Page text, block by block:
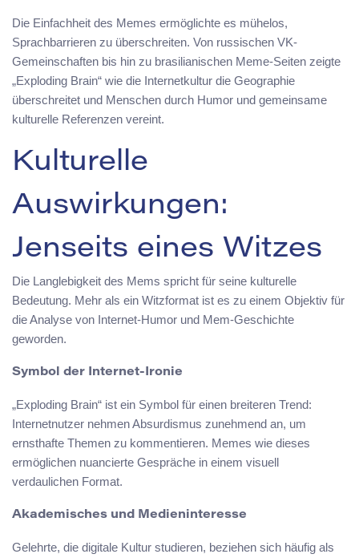
Die Einfachheit des Memes ermöglichte es mühelos,
Sprachbarrieren zu überschreiten. Von russischen VK-
Gemeinschaften bis hin zu brasilianischen Meme-Seiten zeigte
„Exploding Brain“ wie die Internetkultur die Geographie
überschreitet und Menschen durch Humor und gemeinsame
kulturelle Referenzen vereint.
Kulturelle
Auswirkungen:
Jenseits eines Witzes
Die Langlebigkeit des Mems spricht für seine kulturelle
Bedeutung. Mehr als ein Witzformat ist es zu einem Objektiv für
die Analyse von Internet-Humor und Mem-Geschichte
geworden.
Symbol der Internet-Ironie
„Exploding Brain“ ist ein Symbol für einen breiteren Trend:
Internetnutzer nehmen Absurdismus zunehmend an, um
ernsthafte Themen zu kommentieren. Memes wie dieses
ermöglichen nuancierte Gespräche in einem visuell
verdaulichen Format.
Akademisches und Medieninteresse
Gelehrte, die digitale Kultur studieren, beziehen sich häufig als